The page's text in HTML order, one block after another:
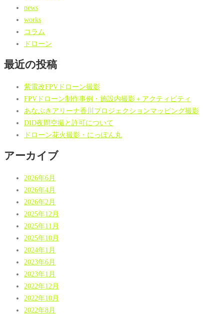
news
works
コラム
ドローン
最近の投稿
紫電改FPVドローン撮影
FPVドローン制作事例・施設内撮影＋アクティビティ
あなぶきアリーナ香川プロジェクションマッピング撮影
DID夜間空撮と許可について
ドローン花火撮影・にっぽん丸
アーカイブ
2026年6月
2026年4月
2026年2月
2025年12月
2025年11月
2025年10月
2024年1月
2023年6月
2023年1月
2022年12月
2022年10月
2022年8月